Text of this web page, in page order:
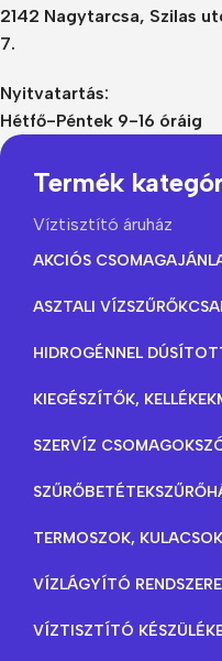
2142 Nagytarcsa, Szilas
7.
Nyitvatartás:
Hétfő-Péntek 9-16 óráig
Termék
Víztisztító áruház
AKCIÓS
ASZTALI VÍZSZŰRŐK
HIDROGÉNNEL
KIEGÉSZÍTŐK, KELLÉKEK
SZERVÍZ CSOMAGOK
SZŰRŐBETÉTEK
TERMOSZOK,
VÍZLÁGYÍTÓ
VÍZTISZTÍTÓ